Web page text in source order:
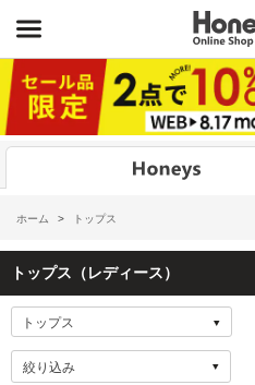
ホーム > トップス
トップス（レディース）
絞り込み